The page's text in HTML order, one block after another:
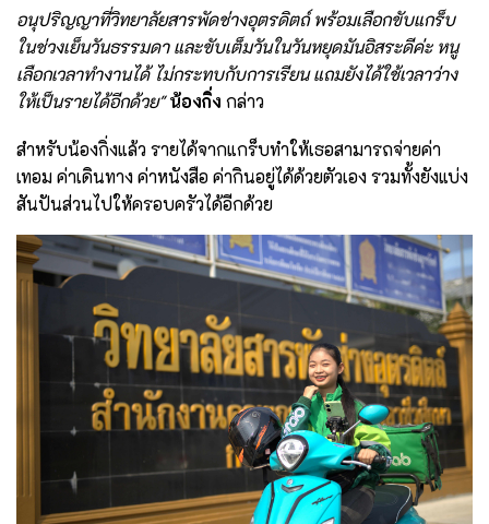
อนุปริญญาที่วิทยาลัยสารพัดช่างอุตรดิตถ์ พร้อมเลือกขับแกร็บ
ในช่วงเย็นวันธรรมดา และขับเต็มวันในวันหยุดมันอิสระดีค่ะ หนู
เลือกเวลาทำงานได้ ไม่กระทบกับการเรียน แถมยังได้ใช้เวลาว่าง
ให้เป็นรายได้อีกด้วย" น้องกิ่ง กล่าว
สำหรับน้องกิ่งแล้ว รายได้จากแกร็บทำให้เธอสามารถจ่ายค่า
เทอม ค่าเดินทาง ค่าหนังสือ ค่ากินอยู่ได้ด้วยตัวเอง รวมทั้งยังแบ่ง
สันปันส่วนไปให้ครอบครัวได้อีกด้วย